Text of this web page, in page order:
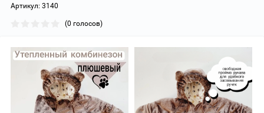
Артикул: 3140
(0 голосов)